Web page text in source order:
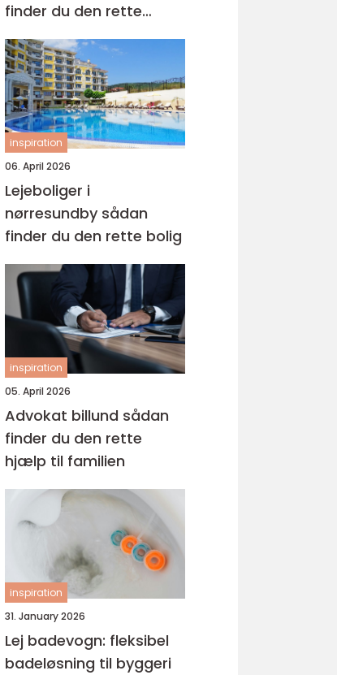
finder du den rette
behandling til dine
smerter
inspiration
06. April 2026
Lejeboliger i
nørresundby sådan
finder du den rette bolig
inspiration
05. April 2026
Advokat billund sådan
finder du den rette
hjælp til familien
inspiration
31. January 2026
Lej badevogn: fleksibel
badeløsning til byggeri